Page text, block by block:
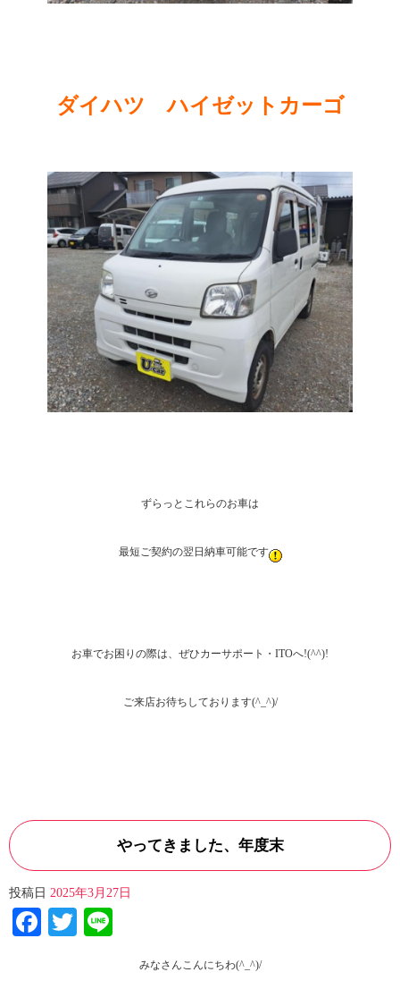
ダイハツ ハイゼットカーゴ
ずらっとこれらのお車は
最短ご契約の翌日納車可能です
お車でお困りの際は、ぜひカーサポート・ITOへ!(^^)!
ご来店お待ちしております(^_^)/
やってきました、年度末
投稿日 2025年3月27日
Facebook
Twitter
みなさんこんにちわ(^_^)/